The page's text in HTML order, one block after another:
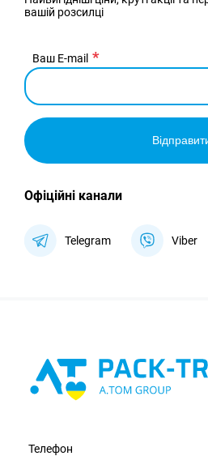
вашій розсилці
Ваш E-mail
Офіційні канали
Telegram Viber
Телефон